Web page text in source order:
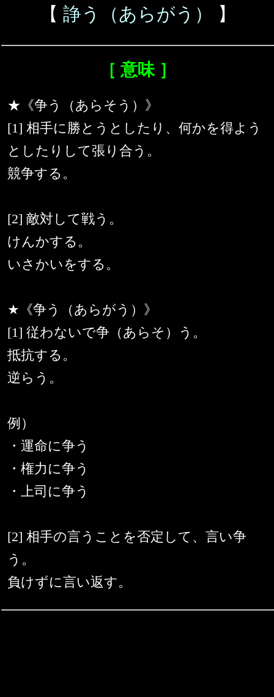
【 諍う（あらがう） 】
［ 意味 ］
★《争う（あらそう）》
[1] 相手に勝とうとしたり、何かを得よう
としたりして張り合う。
競争する。
[2] 敵対して戦う。
けんかする。
いさかいをする。
★《争う（あらがう）》
[1] 従わないで争（あらそ）う。
抵抗する。
逆らう。
例）
・運命に争う
・権力に争う
・上司に争う
[2] 相手の言うことを否定して、言い争
う。
負けずに言い返す。